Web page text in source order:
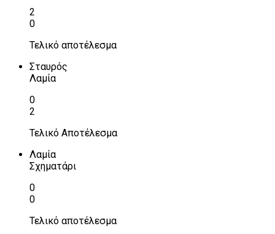
2
0
Τελικό αποτέλεσμα
Σταυρός
Λαμία
0
2
Τελικό Αποτέλεσμα
Λαμία
Σχηματάρι
0
0
Τελικό αποτέλεσμα